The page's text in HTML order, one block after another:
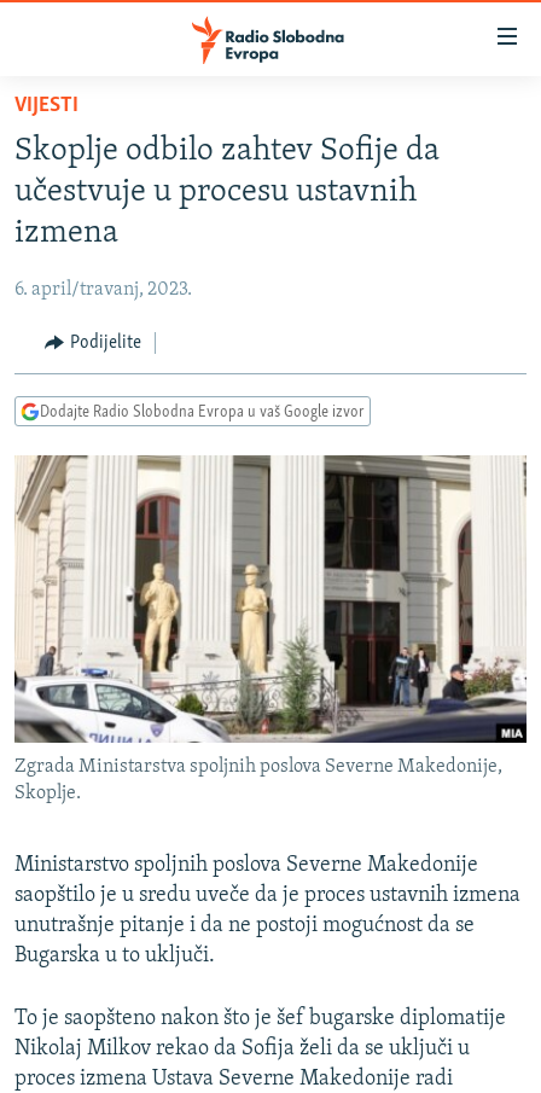
Pređite
glavni
sadržaj
Pređite
na
glavnu
navigaciju
Pređite
na
pretragu
VIJESTI
BOSNA I HERCEGOVINA
CRNA GORA
VIZUELNO
INFOGRAFIKE
RAT U UKRAJINI
KINA NA BALKANU
RSE PRIČE IZ SVIJETA
ISPRIČAJ MI
DNEVNO@RSE
SPECIJALI RSE
VIŠE OD NASLOVA
GENOCID U SREBRENICI
POPLAVE I KLIZIŠTA U BIH 2024.
POST SCRIPTUM
MOJA EVROPA
TRI DECENIJE OD RATA U BIH
NASTANAK I RASPAD JUGOSLAVIJE
PRATITE NAS
VIJESTI
Skoplje odbilo zahtev Sofije da
učestvuje u procesu ustavnih
izmena
6. april/travanj, 2023.
Podijelite
Dodajte Radio Slobodna Evropa u vaš Google izvor
Zgrada Ministarstva spoljnih poslova Severne Makedonije,
Skoplje.
Ministarstvo spoljnih poslova Severne Makedonije
saopštilo je u sredu uveče da je proces ustavnih izmena
unutrašnje pitanje i da ne postoji mogućnost da se
Bugarska u to uključi.
To je saopšteno nakon što je šef bugarske diplomatije
Nikolaj Milkov rekao da Sofija želi da se uključi u
proces izmena Ustava Severne Makedonije radi